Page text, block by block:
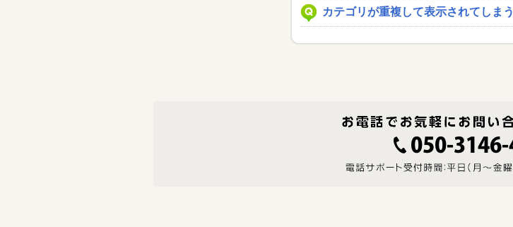
カテゴリが重複して表示されてしまう